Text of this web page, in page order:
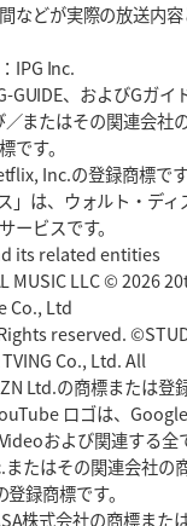
遥スタッフ入り
レタリック
氏死去 熱血指導で埼玉
ルデー」の意義「特別か
限りで引退「クボタは10
などが実際の放送内
IPG Inc.
GUIDE、およびGガイ
またはその関連会社
です。
Inc.の登録商標です
」は、ウォルト・デ
ービスです。
its related entities
MUSIC LLC © 2026
Co., Ltd
reserved.
Co., Ltd. All
Ltd.の商標または登
ロゴは、Google
および関連する全
たはその関連会社の商
録商標です。
株式会社の商標また